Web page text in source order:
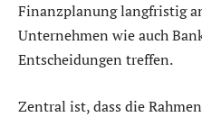
Finanzplanung langfristig
Unternehmen wie auch
Entscheidungen treffen.
Zentral ist, dass die